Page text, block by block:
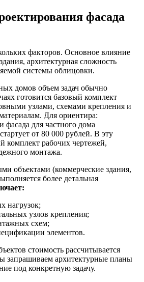
фасада
факторов. Основное влияние
архитектурная сложность
системы облицовки.
домов объем задач обычно
готовится базовый комплект
узлами, схемами крепления и
Для ориентира:
фасада для частного дома
от 80 000 рублей. В эту
комплект рабочих чертежей,
монтажа.
объектами (коммерческие здания,
более детальная
нагрузок;
узлов крепления;
схем;
элементов.
стоимость рассчитывается
запрашиваем архитектурные планы
под конкретную задачу.